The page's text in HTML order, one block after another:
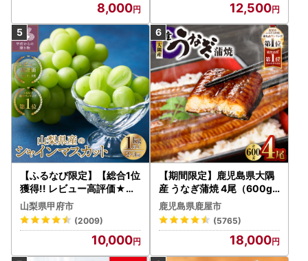
8,000 12,500
【ふるなび限定】【総合1位
獲得!! レビュー高評価★】
〈2026年度配送分〉山梨
県産 シャインマスカット 2
～3房（1.0kg以上）シャイ
ン フルーツ FN-Limited-S
P
山梨県甲府市
(2009)
10,000
【期間限定】鹿児島県大隅
産 うなぎ蒲焼 4尾（600g
） KN007-004-04-cp18
うなぎ 鰻 魚 惣菜 総菜
鹿児島県鹿屋市
(5765)
18,000